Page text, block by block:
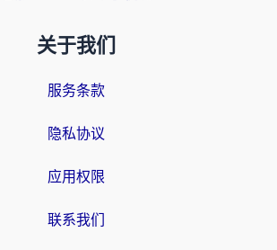
关于我们
服务条款
隐私协议
应用权限
联系我们